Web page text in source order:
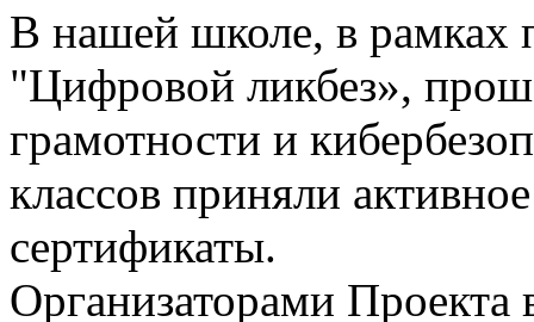
В нашей школе, в рамках
"Цифровой ликбез»,
грамотности и
классов приняли
сертификаты.
Организаторами